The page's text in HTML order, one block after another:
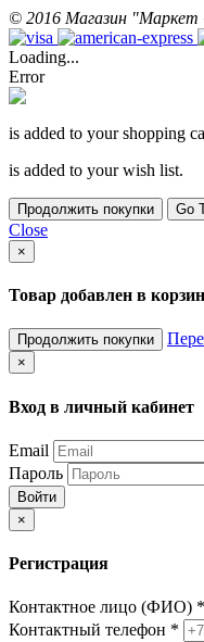
© 2016 Магазин "Маркет
Loading...
Error
is added to your shopping
is added to your wish list.
Продолжить покупки Go
Close
×
Товар добавлен в
Продолжить покупки
×
Вход в личный кабинет
Email
Пароль
Войти
×
Регистрация
Контактное лицо (ФИО) *
Контактный телефон *